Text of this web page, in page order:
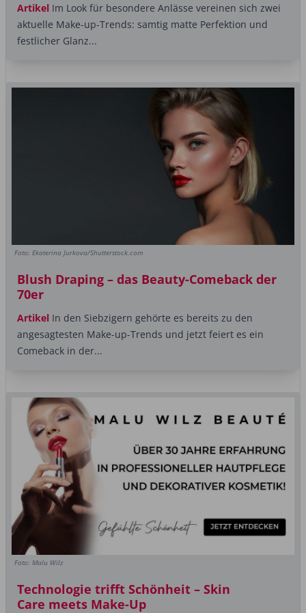
Artikel Im Look für besondere Anlässe vereinen sich zwei
aktuelle Make-up-Trends: samtig matte Perfektion und
festlicher Glanz...
Foto: Ekaterina Jurkova/Shutterstock.com
Blush Draping – das Beauty-Comeback der
70er
Artikel In den Siebzigern gehörte es bereits zu den
angesagtesten Make-up-Trends und jetzt feiert es ein
Comeback in der...
Foto: Malu Wilz
Technologie trifft Schönheit – Skin
Care meets Make-Up